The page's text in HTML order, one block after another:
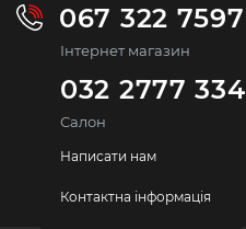
067 322 7597
Інтернет магазин
032 2777 334
Салон
Написати нам
Контактна інформація